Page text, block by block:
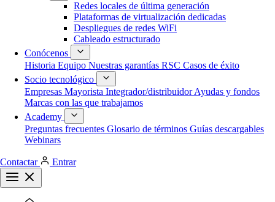
Redes locales de última generación
Plataformas de virtualización dedicadas
Despliegues de redes WiFi
Cableado estructurado
Conócenos
Historia Equipo Nuestras garantías RSC Casos de éxito
Socio tecnológico
Empresas Mayorista Integrador/distribuidorAyudas y fondos
Marcas con las que trabajamos
Academy
Preguntas frecuentes Glosario de términos Guías descargables
Webinars
Contactar Entrar